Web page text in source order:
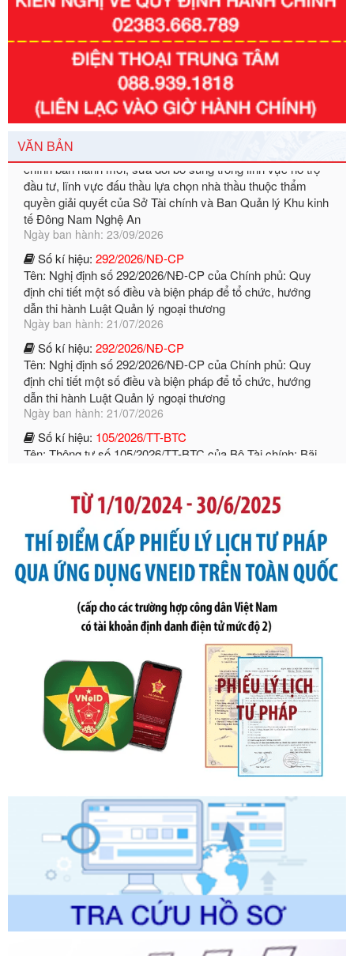
VĂN BẢN
351/2025/NĐ-CP
Tên: Nghị định số 351/2025/NĐ-CP của Chính phủ: Quy
định chuẩn nghèo đa chiều quốc gia giai đoạn 2026 - 2030
Ngày ban hành: 29/12/2026
Số kí hiệu:3014/QĐ-UBND
Tên: Quyết định về việc công bố danh mục thủ tục hành
chính ban hành mới, sửa đổi bổ sung trong lĩnh vực hỗ trợ
đầu tư, lĩnh vực đấu thầu lựa chọn nhà thầu thuộc thẩm
quyền giải quyết của Sở Tài chính và Ban Quản lý Khu kinh
tế Đông Nam Nghệ An
Ngày ban hành: 23/09/2026
Số kí hiệu:292/2026/NĐ-CP
Tên: Nghị định số 292/2026/NĐ-CP của Chính phủ: Quy
định chi tiết một số điều và biện pháp để tổ chức, hướng
dẫn thi hành Luật Quản lý ngoại thương
Ngày ban hành: 21/07/2026
Số kí hiệu:292/2026/NĐ-CP
Tên: Nghị định số 292/2026/NĐ-CP của Chính phủ: Quy
định chi tiết một số điều và biện pháp để tổ chức, hướng
dẫn thi hành Luật Quản lý ngoại thương
Ngày ban hành: 21/07/2026
Số kí hiệu:105/2026/TT-BTC
Tên: Thông tư số 105/2026/TT-BTC của Bộ Tài chính: Bãi
bỏ Thông tư số 87/2019/TT- BТC ngày 19 tháng 12 năm
2019 của Bộ trưởng Bộ Tài chính hướng dẫn thực hiện xử
Ngày ban hành: 21/07/2026
Số kí hiệu: 291/2026/NĐ-CP
Tên: Nghị định số 291/2026/NĐ-CP của Chính phủ: Sửa
đổi, bổ sung một số điều của Nghị định số 125/2020/NĐ-СР
ngày 19 tháng 10 năm 2020 của Chính phủ quy định xử
phạt vi phạm hành chính về thuế, hóa đơn được sửa đổi, bổ
Ngày ban hành: 20/07/2026
Số kí hiệu:2303/QĐ-UBND
Tên: Quyết định công bố Danh mục thủ tục hành chính mới
ban hành, được sửa đổi, bổ sung, bị bãi bỏ và phê duyệt
Quy trình nội bộ, quy trình điện tử giải quyết thủ tục hành
chính trong một số lĩnh vực thuộc phạm vi chức năng quản
lý của Sở Văn hóa, Thể tha
Ngày ban hành: 01/06/2026
2304/QĐ-UBND
Tên: Quyết định công bố Danh mục thủ tục hành chính
trình điện tử giải quyết thủ tục hành chính trong lĩnh vực Du
lịch thuộc phạm vi chức năng quản lý của Sở Văn hóa, Thể
thao và Du lịch
Ngày ban hành: 01/06/2026
Số kí hiệu:2310/QĐ-UBND
Tên: Về việc công bố Danh mục thủ tục hành chính sửa
đổi, bổ sung và phê duyệt Quy trình nội bộ, quy trình điện tử
trong giải quyết thủtục hành chính lĩnh vực biến đổi khí hậu
thuộc phạm vi giải quyết của Sở Nông nghiệp và Môi